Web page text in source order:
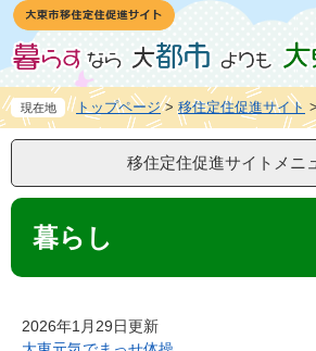
ペ
ジ
先
頭
で
メ
ュ
を
飛
ば
現在地 トップページ >移住定住促進サイト
移住定住促進サイトメニ
本
暮らし
2026年1月29日更新